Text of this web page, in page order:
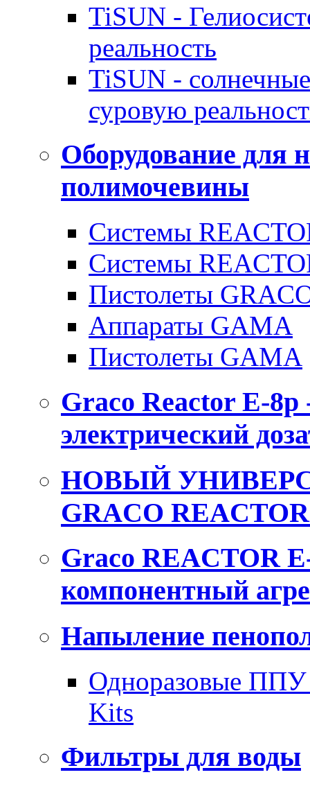
TiSUN -
реальность
TiSUN -
суровую
Оборудование
полимочевины
Системы
Системы
Пистолеты
Аппараты GAMA
Пистолеты GAMA
Graco Reactor E-
электрический
НОВЫЙ
GRACO
Graco REACTOR
компонентный
Напыление
Одноразовые ППУ
Kits
Фильтры для воды